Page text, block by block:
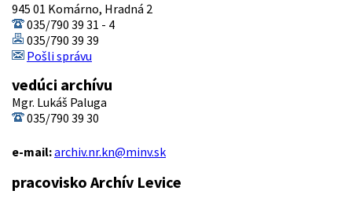
945 01 Komárno, Hradná 2
035/790 39 31 - 4
035/790 39 39
Pošli správu
vedúci archívu
Mgr. Lukáš Paluga
035/790 39 30
e-mail:archiv.nr.kn@minv.sk
pracovisko Archív Levice